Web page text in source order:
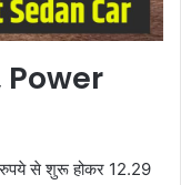
Power
से शुरू होकर 12.29